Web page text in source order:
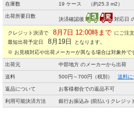
在庫数 19 ケース （約25.3 m2）
出荷所要日数
決済確認後 対応日
クレジット決済で 8月7日 12:00時まで にご注
最短出荷予定日
8月19日
となります。
※ お見積対応や出荷メーカーが異なる場合は対象外で
出荷元 中部地方 のメーカーから出荷
送料 500円～700円（税別） 送料に
返品について お客様都合での返品不可
利用可能決済方法 銀行お振込み (前払い) クレジッ